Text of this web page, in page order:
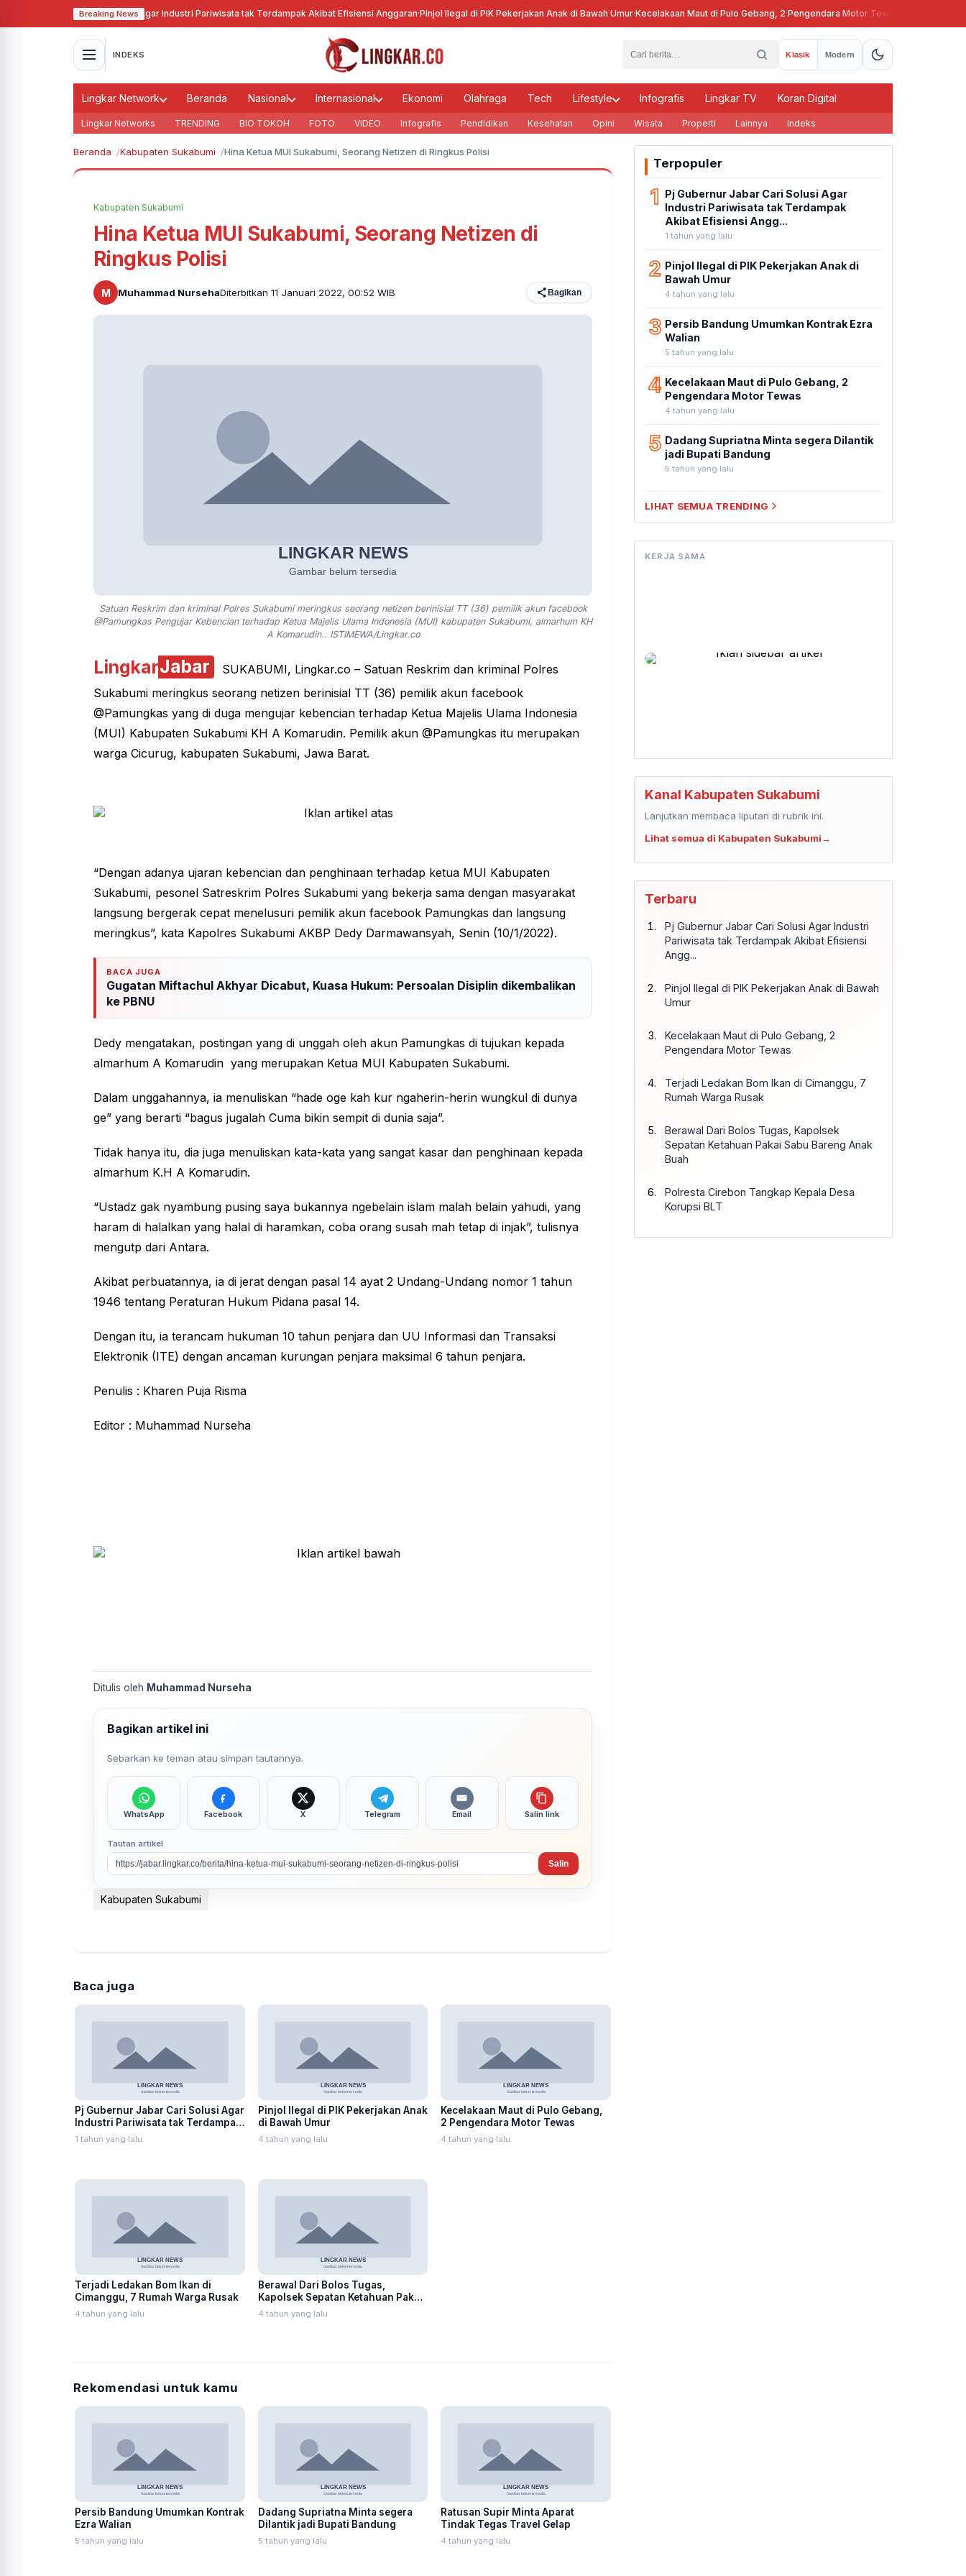
Breaking News
Jabar Cari Solusi Agar Industri Pariwisata tak Terdampak Akibat Efisiensi Anggaran·Pinjol Ilegal di PIK Pekerjakan Anak di Bawah Umur·Kecelakaan Maut di Pulo Gebang, 2 Pengendara Motor Tewas
INDEKS Klasik Modern
Lingkar Network Beranda Nasional Internasional Ekonomi Olahraga Tech Lifestyle Infografis Lingkar TV Koran Digital
Lingkar Networks TRENDING BIO TOKOH FOTO VIDEO Infografis Pendidikan Kesehatan Opini Wisata Properti Lainnya Indeks
Beranda Kabupaten Sukabumi Hina Ketua MUI Sukabumi, Seorang Netizen di Ringkus Polisi
Kabupaten Sukabumi
Hina Ketua MUI Sukabumi, Seorang Netizen di
Ringkus Polisi
M Muhammad NursehaDiterbitkan 11 Januari 2022, 00:52 WIB Bagikan
Satuan Reskrim dan kriminal Polres Sukabumi meringkus seorang netizen berinisial TT (36) pemilik akun facebook
@Pamungkas Pengujar Kebencian terhadap Ketua Majelis Ulama Indonesia (MUI) kabupaten Sukabumi, almarhum KH
A Komarudin.. ISTIMEWA/Lingkar.co
LingkarJabar
SUKABUMI, Lingkar.co – Satuan Reskrim dan kriminal Polres
Sukabumi meringkus seorang netizen berinisial TT (36) pemilik akun facebook
@Pamungkas yang di duga mengujar kebencian terhadap Ketua Majelis Ulama Indonesia
(MUI) Kabupaten Sukabumi KH A Komarudin. Pemilik akun @Pamungkas itu merupakan
warga Cicurug, kabupaten Sukabumi, Jawa Barat.
“Dengan adanya ujaran kebencian dan penghinaan terhadap ketua MUI Kabupaten
Sukabumi, pesonel Satreskrim Polres Sukabumi yang bekerja sama dengan masyarakat
langsung bergerak cepat menelusuri pemilik akun facebook Pamungkas dan langsung
meringkus”, kata Kapolres Sukabumi AKBP Dedy Darmawansyah, Senin (10/1/2022).
BACA JUGA
Gugatan Miftachul Akhyar Dicabut, Kuasa Hukum: Persoalan Disiplin dikembalikan
ke PBNU
Dedy mengatakan, postingan yang di unggah oleh akun Pamungkas di tujukan kepada
almarhum A Komarudin yang merupakan Ketua MUI Kabupaten Sukabumi.
Dalam unggahannya, ia menuliskan “hade oge kah kur ngaherin-herin wungkul di dunya
ge” yang berarti “bagus jugalah Cuma bikin sempit di dunia saja”.
Tidak hanya itu, dia juga menuliskan kata-kata yang sangat kasar dan penghinaan kepada
almarhum K.H A Komarudin.
“Ustadz gak nyambung pusing saya bukannya ngebelain islam malah belain yahudi, yang
haram di halalkan yang halal di haramkan, coba orang susah mah tetap di injak”, tulisnya
mengutp dari Antara.
Akibat perbuatannya, ia di jerat dengan pasal 14 ayat 2 Undang-Undang nomor 1 tahun
1946 tentang Peraturan Hukum Pidana pasal 14.
Dengan itu, ia terancam hukuman 10 tahun penjara dan UU Informasi dan Transaksi
Elektronik (ITE) dengan ancaman kurungan penjara maksimal 6 tahun penjara.
Penulis : Kharen Puja Risma
Editor : Muhammad Nurseha
Ditulis oleh Muhammad Nurseha
Bagikan artikel ini
Sebarkan ke teman atau simpan tautannya.
WhatsApp Facebook X Telegram Email Salin link
Tautan artikel
Salin
Kabupaten Sukabumi
Baca juga
Pj Gubernur Jabar Cari Solusi Agar
Industri Pariwisata tak Terdampak
Akibat Efisiensi Anggaran
1 tahun yang lalu
Pinjol Ilegal di PIK Pekerjakan Anak
di Bawah Umur
4 tahun yang lalu
Kecelakaan Maut di Pulo Gebang,
2 Pengendara Motor Tewas
4 tahun yang lalu
Terjadi Ledakan Bom Ikan di
Cimanggu, 7 Rumah Warga Rusak
4 tahun yang lalu
Berawal Dari Bolos Tugas,
Kapolsek Sepatan Ketahuan Pakai
Sabu Bareng Anak Buah
4 tahun yang lalu
Rekomendasi untuk kamu
Persib Bandung Umumkan Kontrak
Ezra Walian
5 tahun yang lalu
Dadang Supriatna Minta segera
Dilantik jadi Bupati Bandung
5 tahun yang lalu
Ratusan Supir Minta Aparat
Tindak Tegas Travel Gelap
4 tahun yang lalu
Terpopuler
1 Pj Gubernur Jabar Cari Solusi Agar
Industri Pariwisata tak Terdampak
Akibat Efisiensi Angg...
1 tahun yang lalu
2 Pinjol Ilegal di PIK Pekerjakan Anak di
Bawah Umur
4 tahun yang lalu
3 Persib Bandung Umumkan Kontrak Ezra
Walian
5 tahun yang lalu
4 Kecelakaan Maut di Pulo Gebang, 2
Pengendara Motor Tewas
4 tahun yang lalu
5 Dadang Supriatna Minta segera Dilantik
jadi Bupati Bandung
5 tahun yang lalu
LIHAT SEMUA TRENDING
KERJA SAMA
Kanal Kabupaten Sukabumi
Lanjutkan membaca liputan di rubrik ini.
Lihat semua di Kabupaten Sukabumi→
Terbaru
Pj Gubernur Jabar Cari Solusi Agar Industri
Pariwisata tak Terdampak Akibat Efisiensi
Angg...
Pinjol Ilegal di PIK Pekerjakan Anak di Bawah
Umur
Kecelakaan Maut di Pulo Gebang, 2
Pengendara Motor Tewas
Terjadi Ledakan Bom Ikan di Cimanggu, 7
Rumah Warga Rusak
Berawal Dari Bolos Tugas, Kapolsek
Sepatan Ketahuan Pakai Sabu Bareng Anak
Buah
Polresta Cirebon Tangkap Kepala Desa
Korupsi BLT